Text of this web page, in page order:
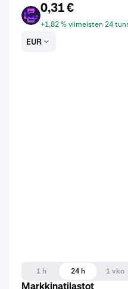
GENIUS
0,31 €
+1,82 % viimeisten 24
EUR
1 h 24 h 1 vko